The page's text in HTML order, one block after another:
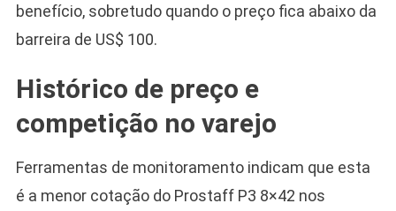
benefício, sobretudo quando o preço fica abaixo da
barreira de US$ 100.
Histórico de preço e
competição no varejo
Ferramentas de monitoramento indicam que esta
é a menor cotação do Prostaff P3 8×42 nos